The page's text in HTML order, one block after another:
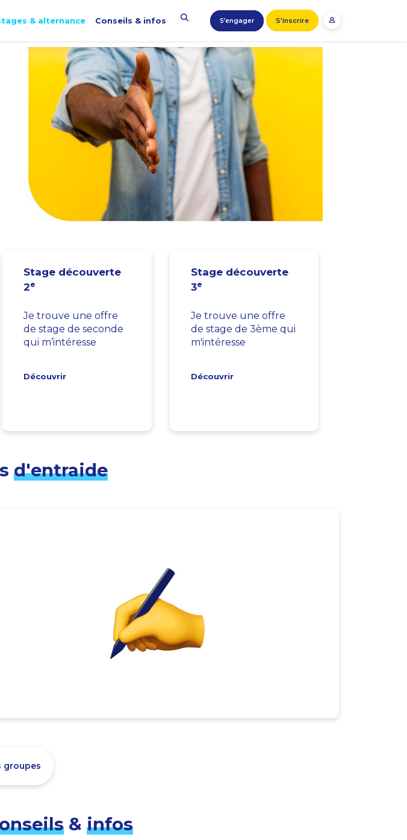
& alternance Conseils & infos S’engager S'inscrire
Stage découverte
2e
Je trouve une offre
de stage de seconde
qui m’intéresse
Découvrir
Stage découverte
3e
Je trouve une offre
de stage de 3ème qui
m'intéresse
Découvrir
d'entraide
groupes
& infos